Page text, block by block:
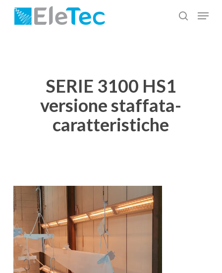
Salta
cerca
Menu
SERIE 3100 HS1
versione staffata-
caratteristiche